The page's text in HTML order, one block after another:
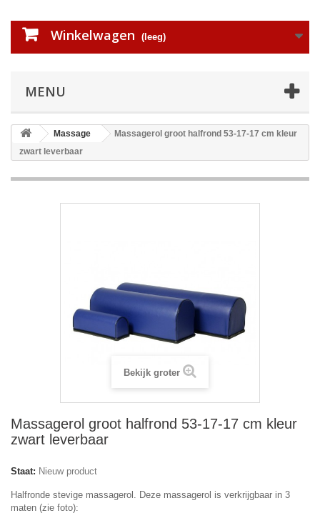
Winkelwagen (leeg)
MENU
Massage
Massagerol groot halfrond 53-17-17 cm kleur
zwart leverbaar
Bekijk groter
Massagerol groot halfrond 53-17-17 cm kleur
zwart leverbaar
Staat: Nieuw product
Halfronde stevige massagerol. Deze massagerol is verkrijgbaar in 3
maten (zie foto):